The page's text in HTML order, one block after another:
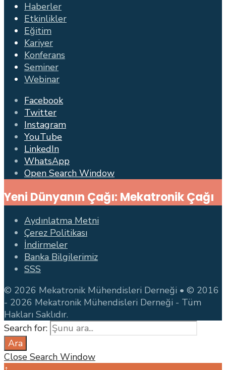
Haberler
Etkinlikler
Eğitim
Kariyer
Konferans
Seminer
Webinar
Facebook
Twitter
Instagram
YouTube
LinkedIn
WhatsApp
Open Search Window
Yeni Dünyanın Çağı: Mekatronik Çağı
Aydınlatma Metni
Çerez Politikası
İndirmeler
Banka Bilgilerimiz
SSS
© 2026 Mekatronik Mühendisleri Derneği • © 2016
- 2026 Mekatronik Mühendisleri Derneği - Tüm
Hakları Saklıdır.
Search for:
Ara
Close Search Window